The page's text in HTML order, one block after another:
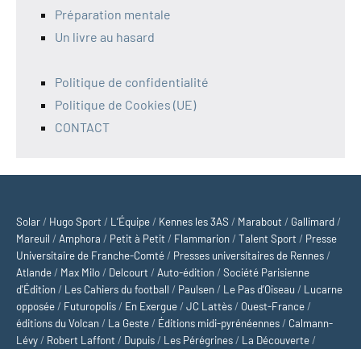
Préparation mentale
Un livre au hasard
Politique de confidentialité
Politique de Cookies (UE)
CONTACT
Solar / Hugo Sport / L’Équipe / Kennes les 3AS / Marabout / Gallimard /
Mareuil / Amphora / Petit à Petit / Flammarion /Talent Sport / Presse
Universitaire de Franche-Comté / Presses universitaires de Rennes /
Atlande / Max Milo / Delcourt / Auto-édition /Société Parisienne
d'Édition / Les Cahiers du football / Paulsen / Le Pas d’Oiseau / Lucarne
opposée / Futuropolis / En Exergue /JC Lattès / Ouest-France /
éditions du Volcan / La Geste / Éditions midi-pyrénéennes / Calmann-
Lévy / Robert Laffont / Dupuis / Les Pérégrines / La Découverte /